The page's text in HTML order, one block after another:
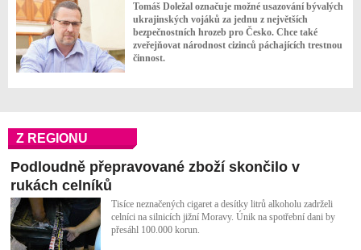
Tomáš Doležal označuje možné usazování bývalých
ukrajinských vojáků za jednu z největších
bezpečnostních hrozeb pro Česko. Chce také
zveřejňovat národnost cizinců páchajících trestnou
činnost.
Z REGIONU
Podloudně přepravované zboží skončilo v
rukách celníků
Tisíce neznačených cigaret a desítky litrů alkoholu zadrželi
celníci na silnicích jižní Moravy. Únik na spotřební dani by
přesáhl 100.000 korun.